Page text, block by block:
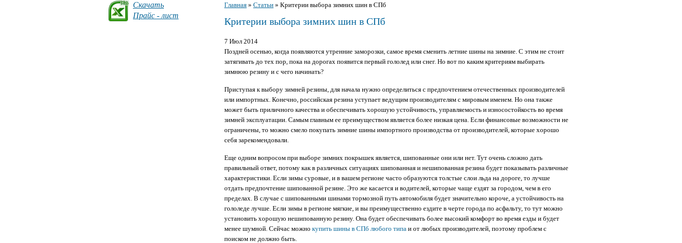
Скачать
Прайс - лист
Вы здесь
Главная » Статьи » Критерии выбора зимних шин в СПб
Критерии выбора зимних шин в СПб
7 Июл 2014
Поздней осенью, когда появляются утренние заморозки, самое время сменить летние шины на зимние. С этим не стоит
затягивать до тех пор, пока на дорогах появится первый гололед или снег. Но вот по каким критериям выбирать
зимнюю резину и с чего начинать?
Приступая к выбору зимней резины, для начала нужно определиться с предпочтением отечественных производителей
или импортных. Конечно, российская резина уступает ведущим производителям с мировым именем. Но она также
может быть приличного качества и обеспечивать хорошую устойчивость, управляемость и износостойкость во время
зимней эксплуатации. Самым главным ее преимуществом является более низкая цена. Если финансовые возможности не
ограничены, то можно смело покупать зимние шины импортного производства от производителей, которые хорошо
себя зарекомендовали.
Еще одним вопросом при выборе зимних покрышек является, шипованные они или нет. Тут очень сложно дать
правильный ответ, потому как в различных ситуациях шипованная и нешипованная резина будет показывать различные
характеристики. Если зимы суровые, и в вашем регионе часто образуются толстые слои льда на дороге, то лучше
отдать предпочтение шипованной резине. Это же касается и водителей, которые чаще ездят за городом, чем в его
пределах. В случае с шипованными шинами тормозной путь автомобиля будет значительно короче, а устойчивость на
гололеде лучше. Если зимы в регионе мягкие, и вы преимущественно ездите в черте города по асфальту, то тут можно
установить хорошую нешипованную резину. Она будет обеспечивать более высокий комфорт во время езды и будет
менее шумной. Сейчас можно купить шины в СПб любого типа и от любых производителей, поэтому проблем с
поиском не должно быть.